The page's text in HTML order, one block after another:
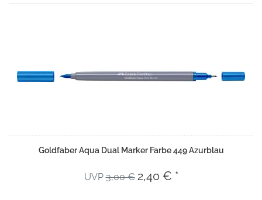
Goldfaber Aqua Dual Marker Farbe 449 Azurblau
UVP3,00 € 2,40 € *